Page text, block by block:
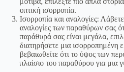
οπτική ισορροπία.
Ισορροπία και αναλογίες:
αναλογίες των παραθύρων σας
παράθυρά σας είναι μεγάλα,
διατηρήσετε μια ισορροπημένη
βεβαιωθείτε ότι το ύψος των
πλαίσιο του παραθύρου για μια